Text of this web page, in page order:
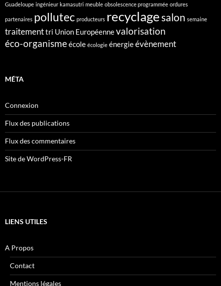
Guadeloupe ingénieur kamasutri meuble obsolescence programmée ordures
partenaires pollutec producteurs recyclagesalon semaine
traitementtri Union Européennevalorisation
éco-organismeécole écologie énergieévènement
MÉTA
Connexion
Flux des publications
Flux des commentaires
Site de WordPress-FR
LIENS UTILES
A Propos
Contact
Mentions légales